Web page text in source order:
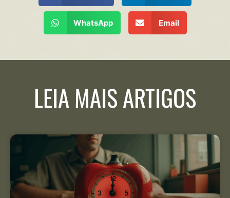
WhatsApp Email
LEIA MAIS ARTIGOS